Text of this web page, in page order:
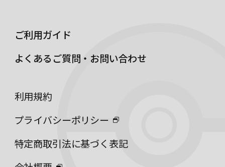
ご利用ガイド
よくあるご質問・お問い合わせ
利用規約
プライバシーポリシー
特定商取引法に基づく表記